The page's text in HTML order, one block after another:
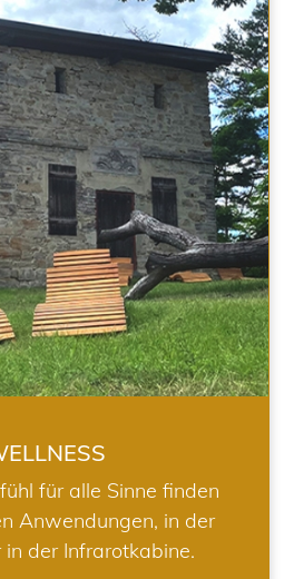
für alle Sinne finden
Anwendungen, in der
in der Infrarotkabine.